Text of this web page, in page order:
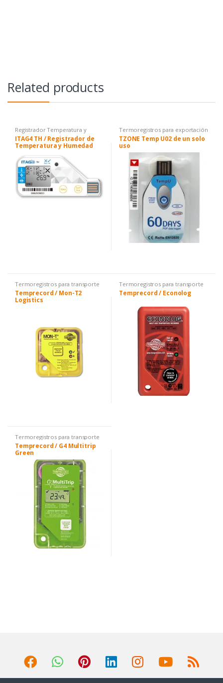
Related products
Registrador Temperatura y
Humedad, Termoregistros para
exportación de perecibles,
Termoregistros para transporte
doméstico y almacén
ITAG4 TH / Registrador de
Temperatura y Humedad
uso)
Termoregistros para exportación
de perecibles
TZONE Temp U02 de un solo
uso
Termoregistros para transporte
doméstico y almacén
Temprecord / Mon-T2
Logistics
Termoregistros para transporte
doméstico y almacén
Temprecord / Econolog
Termoregistros para transporte
doméstico y almacén
Temprecord / G4 Multitrip
Green